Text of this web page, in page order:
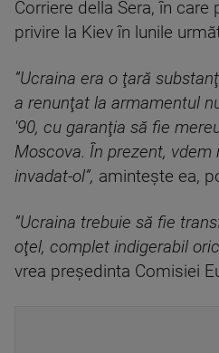
Corriere della Sera, în care
privire la Kiev în lunile
”Ucraina era o ţară
a renunţat la armamentul
'90, cu garanţia să fie
Moscova. În prezent, vdem
invadat-ol”, aminteşte ea,
”Ucraina trebuie să fie
oţel, complet indigerabil
vrea preşedinta Comisiei